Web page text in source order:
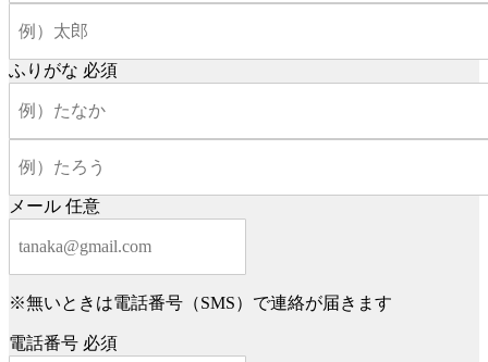
ふりがな 必須
メール 任意
※無いときは電話番号（SMS）で連絡が届きます
電話番号 必須